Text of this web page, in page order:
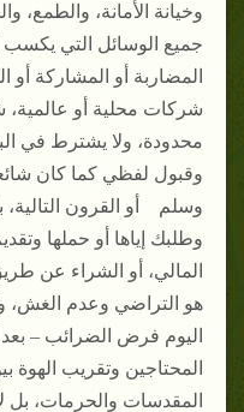
وخيانة الأمانة، والطمع،
جميع الوسائل التي يكسب
المضاربة أو المشاركة
شركات محلية أو
محدودة، ولا يشترط في
وقبول لفظي كما كان
وسلم أو القرون
وطلبك إياها أو حملها
المالي، أو الشراء عن
هو التراضي وعدم الغش،
اليوم فرض الضرائب – بعد
المحتاجين وتقريب الهوة
المقدسات والحرمات،